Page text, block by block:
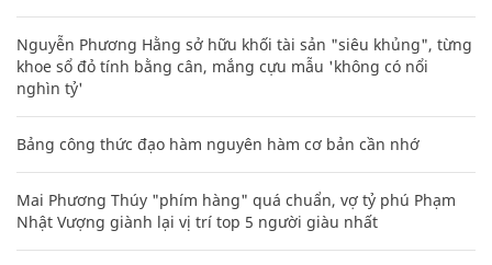
Nguyễn Phương Hằng sở hữu khối tài sản "siêu khủng", từng
khoe sổ đỏ tính bằng cân, mắng cựu mẫu 'không có nổi
nghìn tỷ'
Bảng công thức đạo hàm nguyên hàm cơ bản cần nhớ
Mai Phương Thúy "phím hàng" quá chuẩn, vợ tỷ phú Phạm
Nhật Vượng giành lại vị trí top 5 người giàu nhất